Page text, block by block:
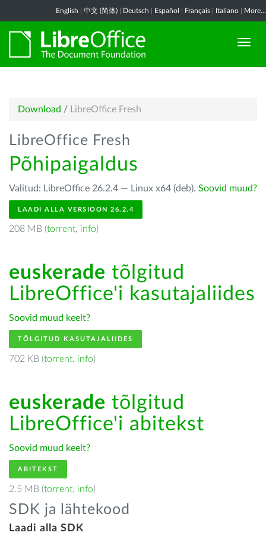
English 中文 (简体) Deutsch Español Français Italiano More...
Download / LibreOffice Fresh
LibreOffice Fresh
Põhipaigaldus
Valitud: LibreOffice 26.2.4 — Linux x64 (deb). Soovid muud?
LAADI ALLA VERSIOON 26.2.4
208 MB (torrent, info)
euskerade tõlgitud
LibreOffice'i kasutajaliides
Soovid muud keelt?
TÕLGITUD KASUTAJALIIDES
702 KB (torrent, info)
euskerade tõlgitud
LibreOffice'i abitekst
Soovid muud keelt?
ABITEKST
2.5 MB (torrent, info)
SDK ja lähtekood
Laadi alla SDK